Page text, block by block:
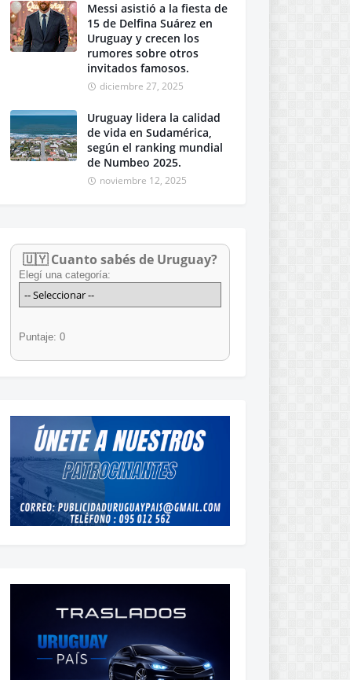
Messi asistió a la fiesta de
15 de Delfina Suárez en
Uruguay y crecen los
rumores sobre otros
invitados famosos.
diciembre 27, 2025
Uruguay lidera la calidad
de vida en Sudamérica,
según el ranking mundial
de Numbeo 2025.
noviembre 12, 2025
🇺🇾 Cuanto sabés de Uruguay?
Elegí una categoría:
Puntaje: 0